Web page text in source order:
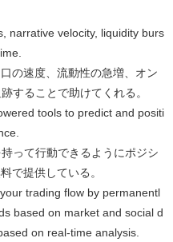
narrative velocity, liquidity burs
の速度、流動性の急増、オン
することで助けてくれる。
tools to predict and positi
って行動できるようにポジシ
で提供している。
trading flow by permanentl
based on market and social d
on real-time analysis.